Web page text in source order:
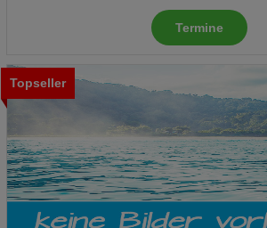
Termine
Topseller